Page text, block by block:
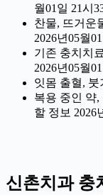
월01일 21시
찬물, 뜨거운
2026년05월
기존 충치치
2026년05월
잇몸 출혈,
복용 중인 약
할 정보 2026
신촌치과 충